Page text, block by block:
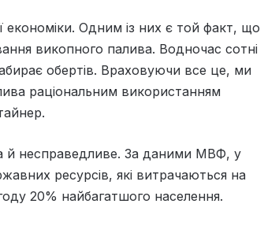
економіки. Одним із них є той факт, що
викопного палива. Водночас сотні
обертів. Враховуючи все це, ми
раціональним використанням
й несправедливе. За даними МВФ, у
ресурсів, які витрачаються на
20% найбагатшого населення.